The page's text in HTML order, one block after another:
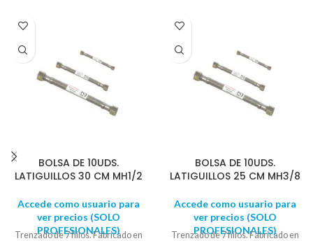
BOLSA DE 10UDS.
LATIGUILLOS 30 CM MH1/2
Accede como usuario para
ver precios (SOLO
PROFESIONALES)
Trenzado de 7 hilos. Fabricado en
BOLSA DE 10UDS.
LATIGUILLOS 25 CM MH3/8
Accede como usuario para
ver precios (SOLO
PROFESIONALES)
Trenzado de 7 hilos. Fabricado en